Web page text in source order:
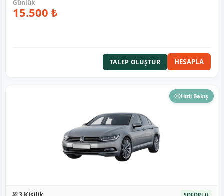
15.500 ₺
TALEP OLUŞTUR HESAPLA
Hızlı Bakış